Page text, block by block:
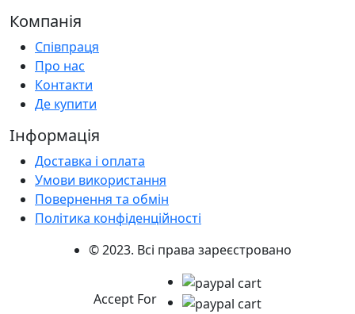
Компанія
Співпраця
Про нас
Контакти
Де купити
Інформація
Доставка і оплата
Умови використання
Повернення та обмін
Політика конфіденційності
© 2023. Всі права зареєстровано
Accept For